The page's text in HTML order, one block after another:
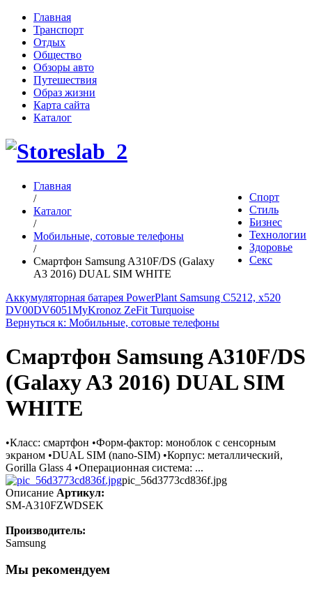
Главная
Транспорт
Отдых
Общество
Обзоры авто
Путешествия
Образ жизни
Карта сайта
Каталог
Спорт
Стиль
Бизнес
Технологии
Здоровье
Секс
Главная
/
Каталог
/
Мобильные, сотовые телефоны
/
Смартфон Samsung A310F/DS (Galaxy
A3 2016) DUAL SIM WHITE
Аккумуляторная батарея PowerPlant Samsung C5212, x520
DV00DV6051MyKronoz ZeFit Turquoise
Вернуться к: Мобильные, сотовые телефоны
Смартфон Samsung A310F/DS
(Galaxy A3 2016) DUAL SIM
WHITE
•Класс: смартфон •Форм-фактор: моноблок с сенсорным
экраном •DUAL SIM (nano-SIM) •Корпус: металлический,
Gorilla Glass 4 •Операционная система: ...
pic_56d3773cd836f.jpg
Описание Артикул:
SM-A310FZWDSEK
Производитель:
Samsung
Мы рекомендуем